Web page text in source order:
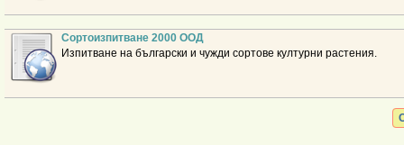
Сортоизпитване 2000 ООД
Изпитване на български и чужди сортове културни растения.